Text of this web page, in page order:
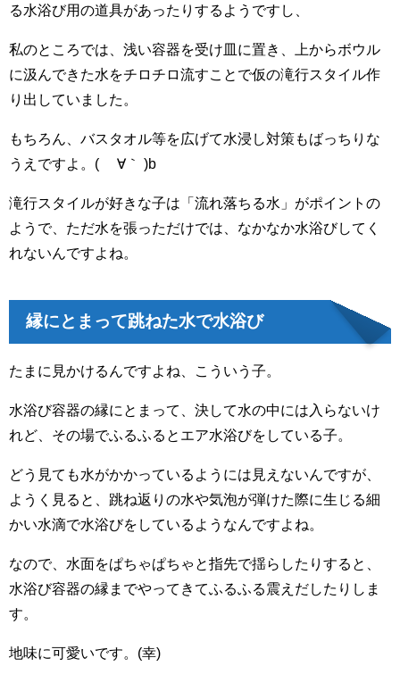
る水浴び用の道具があったりするようですし、
私のところでは、浅い容器を受け皿に置き、上からボウル
に汲んできた水をチロチロ流すことで仮の滝行スタイル作
り出していました。
もちろん、バスタオル等を広げて水浸し対策もばっちりな
うえですよ。( ´∀｀ )b
滝行スタイルが好きな子は「流れ落ちる水」がポイントの
ようで、ただ水を張っただけでは、なかなか水浴びしてく
れないんですよね。
縁にとまって跳ねた水で水浴び
たまに見かけるんですよね、こういう子。
水浴び容器の縁にとまって、決して水の中には入らないけ
れど、その場でふるふるとエア水浴びをしている子。
どう見ても水がかかっているようには見えないんですが、
ようく見ると、跳ね返りの水や気泡が弾けた際に生じる細
かい水滴で水浴びをしているようなんですよね。
なので、水面をぱちゃぱちゃと指先で揺らしたりすると、
水浴び容器の縁までやってきてふるふる震えだしたりしま
す。
地味に可愛いです。(幸)